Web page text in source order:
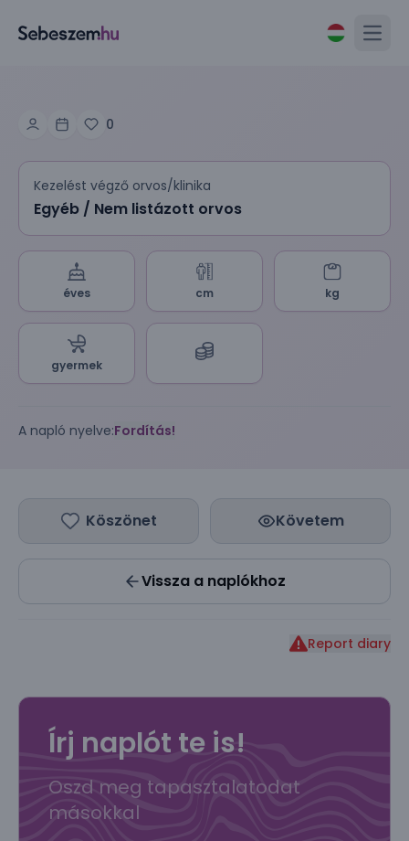
0
Kezelést végző orvos/klinika
Egyéb / Nem listázott orvos
éves cm kg
gyermek
A napló nyelve:Fordítás!
Köszönet Követem
Vissza a naplókhoz
Report diary
Írj naplót te is!
Oszd meg tapasztalatodat
másokkal